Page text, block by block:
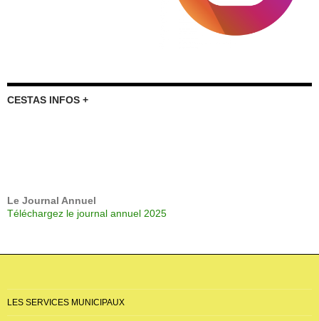
CESTAS INFOS +
Le Journal Annuel
Téléchargez le journal annuel 2025
LES SERVICES MUNICIPAUX